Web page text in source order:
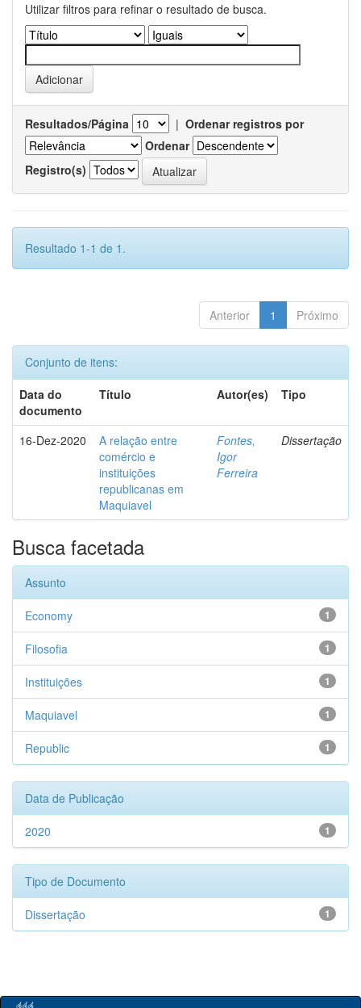
Utilizar filtros para refinar o resultado de busca.
Resultados/Página | Ordenar registros por
Ordenar
Registro(s)
Resultado 1-1 de 1.
Anterior 1 Próximo
Conjunto de itens:
Data do
documento
Título Autor(es) Tipo
16-Dez-2020
A relação entre
comércio e
instituições
republicanas em
Maquiavel
Fontes,
Igor
Ferreira
Dissertação
Busca facetada
Assunto
1
Economy
1
Filosofia
1
Instituições
1
Maquiavel
1
Republic
Data de Publicação
1
2020
Tipo de Documento
1
Dissertação